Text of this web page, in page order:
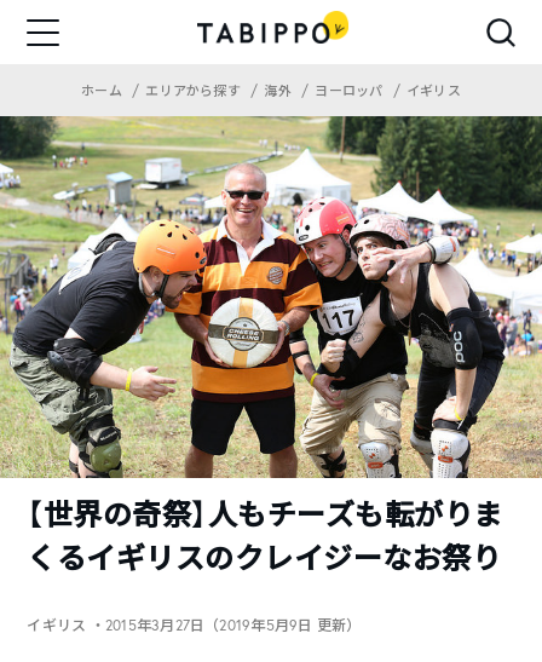
ホーム エリアから探す 海外 ヨーロッパ イギリス
【世界の奇祭】人もチーズも転がりま
くるイギリスのクレイジーなお祭り
イギリス ・2015年3月27日（2019年5月9日 更新）